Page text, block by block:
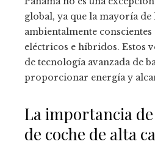
global, ya que la mayoría
ambientalmente conscientes
eléctricos e híbridos. Estos
de tecnología avanzada de
proporcionar energía y
La importancia
de coche de alta